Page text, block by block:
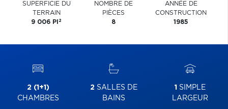
SUPERFICIE DU
TERRAIN
9 006 PI 2
NOMBRE DE
PIÈCES
8
ANNÉE DE
CONSTRUCTION
1985
2 (1+1)
CHAMBRES
2 SALLES DE
BAINS
1 SIMPLE
LARGEUR